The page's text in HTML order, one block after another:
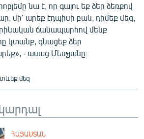
կայքերը
նա է, որ գալու եք ձեր ձեռքով
մի՛ արեք էդպիսի բան, դիմեք մեզ,
ճանապարհով մենք
կտանք, գնացեք ձեր
- ասաց Մեսչյանը։
մեզ
ՀԱՅԱՍՏԱՆ